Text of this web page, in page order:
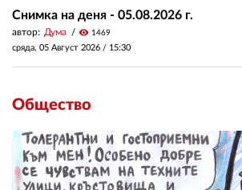
Снимка на деня - 05.08.2026 г.
автор: Дума visibility 1469
сряда, 05 Август 2026 / 15:30
Общество